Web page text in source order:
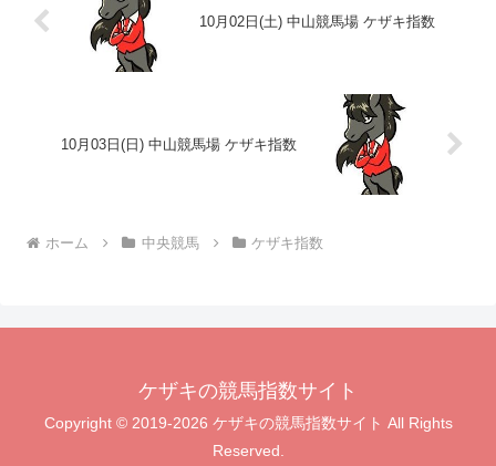
10月02日(土) 中山競馬場 ケザキ指数
10月03日(日) 中山競馬場 ケザキ指数
ホーム 中央競馬 ケザキ指数
ケザキの競馬指数サイト
Copyright © 2019-2026 ケザキの競馬指数サイト All Rights
Reserved.